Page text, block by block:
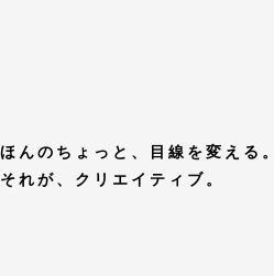
ほんのちょっと、目線を変える。
それが、クリエイティブ。